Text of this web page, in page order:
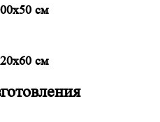
см
см